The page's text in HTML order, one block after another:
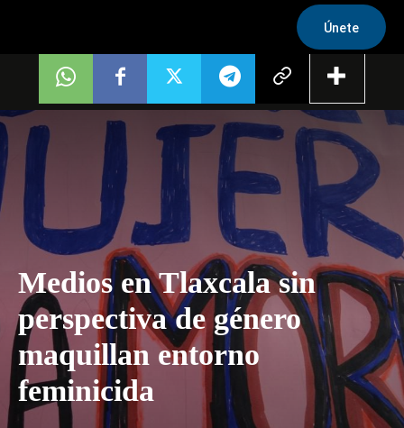
Únete
Medios en Tlaxcala sin
perspectiva de género
maquillan entorno
feminicida